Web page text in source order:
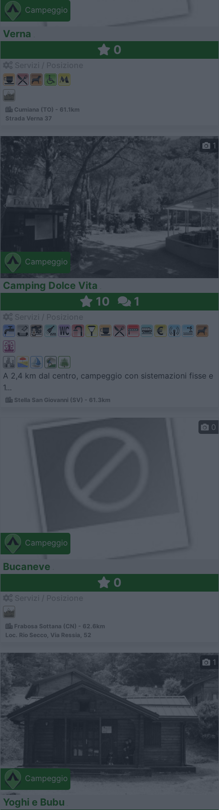
Campeggio
Verna
0
Cumiana (TO) - 61.1km
Strada Verna 37
Campeggio
1
Camping Dolce Vita
10 1
A 2,4 km dal centro, campeggio con sistemazioni fisse e
1...
Stella San Giovanni (SV) - 61.3km
Campeggio
0
Bucaneve
0
Frabosa Sottana (CN) - 62.6km
Loc. Rio Secco, Via Ressia, 52
Campeggio
1
Yoghi e Bubu